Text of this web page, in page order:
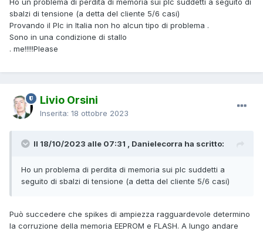
sbalzi di tensione (a detta del cliente 5/6 casi)
Provando il Plc in Italia non ho alcun tipo di problema .
Sono in una condizione di stallo
. me!!!!!Please
Livio Orsini
Inserita: 18 ottobre 2023
Il 18/10/2023 alle 07:31 , Danielecorra ha scritto:
Ho un problema di perdita di memoria sui plc suddetti a
seguito di sbalzi di tensione (a detta del cliente 5/6 casi)
Può succedere che spikes di ampiezza ragguardevole determino
la corruzione della memoria EEPROM e FLASH. A lungo andare